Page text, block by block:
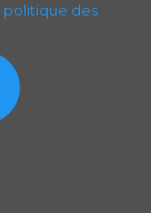
politique des